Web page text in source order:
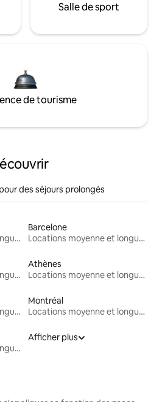
Salle de sport
de tourisme
des séjours prolongés
Locations moyenne et longue durée
Barcelone
Locations moyenne et longue durée
Locations moyenne et longue durée
Athènes
Locations moyenne et longue durée
Locations moyenne et longue durée
Montréal
Locations moyenne et longue durée
Locations moyenne et longue durée
Afficher plus